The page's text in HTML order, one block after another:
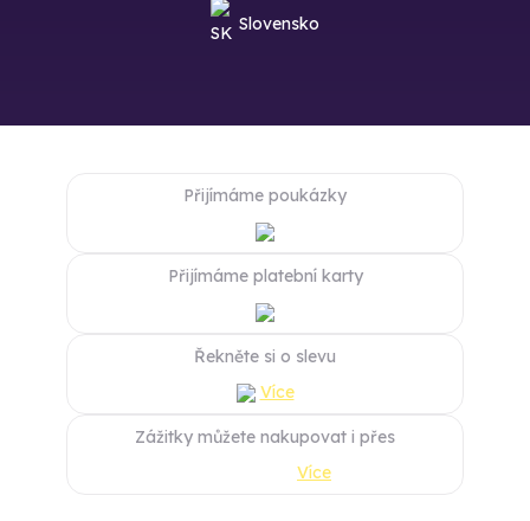
Slovensko
Přijímáme poukázky
Přijímáme platební karty
Řekněte si o slevu
Více
Zážitky můžete nakupovat i přes
Více